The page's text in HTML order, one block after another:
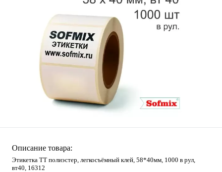
Описание товара:
Этикетка ТТ полиэстер, легкосъёмный клей, 58*40мм, 1000 в рул,
вт40, 16312